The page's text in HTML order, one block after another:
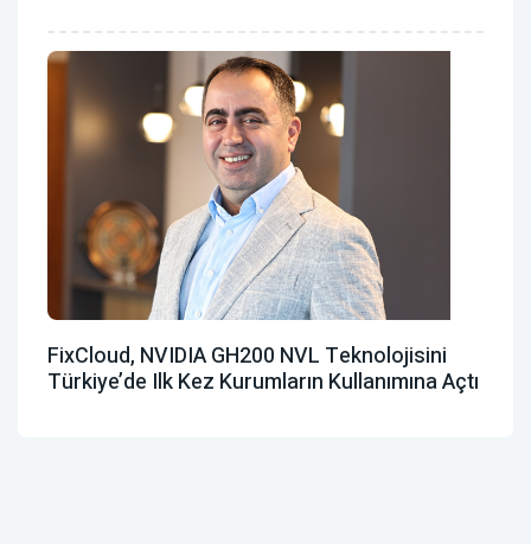
FixCloud, NVIDIA GH200 NVL Teknolojisini
Türkiye’de Ilk Kez Kurumların Kullanımına Açtı